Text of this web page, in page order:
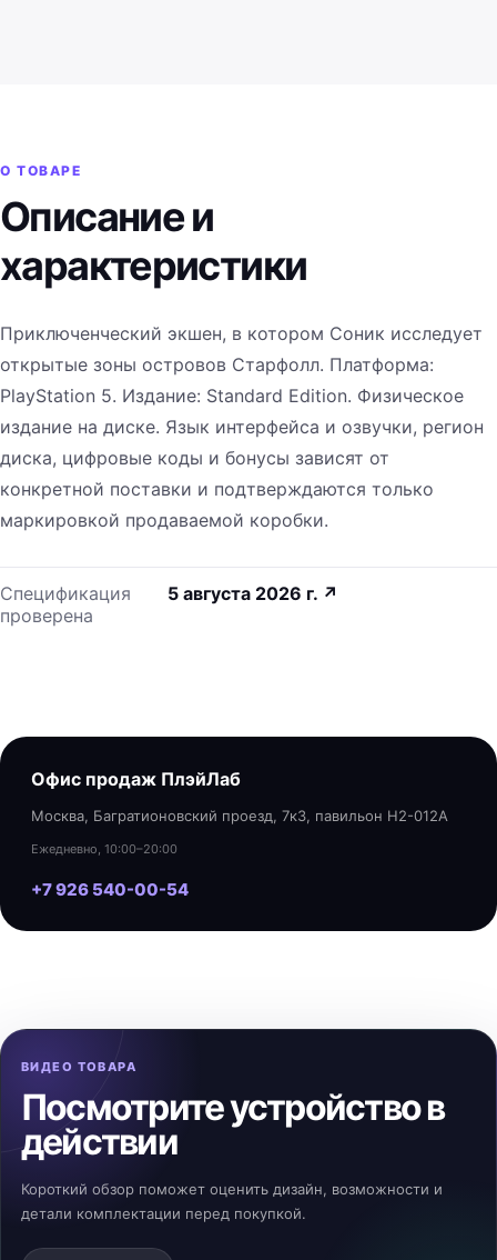
О ТОВАРЕ
Описание и
характеристики
Приключенческий экшен, в котором Соник исследует
открытые зоны островов Старфолл. Платформа:
PlayStation 5. Издание: Standard Edition. Физическое
издание на диске. Язык интерфейса и озвучки, регион
диска, цифровые коды и бонусы зависят от
конкретной поставки и подтверждаются только
маркировкой продаваемой коробки.
Спецификация
проверена
5 августа 2026 г. ↗
Офис продаж ПлэйЛаб
Москва, Багратионовский проезд, 7к3, павильон H2-012A
Ежедневно, 10:00–20:00
+7 926 540-00-54
ВИДЕО ТОВАРА
Посмотрите устройство в
действии
Короткий обзор поможет оценить дизайн, возможности и
детали комплектации перед покупкой.